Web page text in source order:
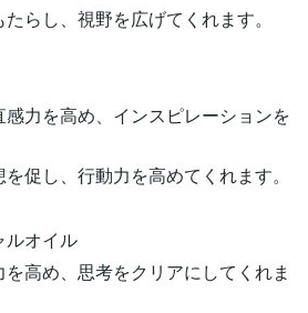
らし、視野を広げてくれます。
力を高め、インスピレーションを
促し、行動力を高めてくれます。
ルオイル
高め、思考をクリアにしてくれま